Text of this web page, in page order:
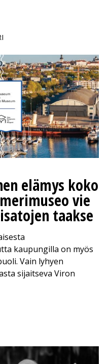
elämys koko
vie
taakse
kaupungilla on myös
Vain lyhyen
sijaitseva Viron